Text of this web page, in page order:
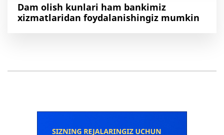
Dam olish kunlari ham bankimiz
xizmatlaridan foydalanishingiz mumkin